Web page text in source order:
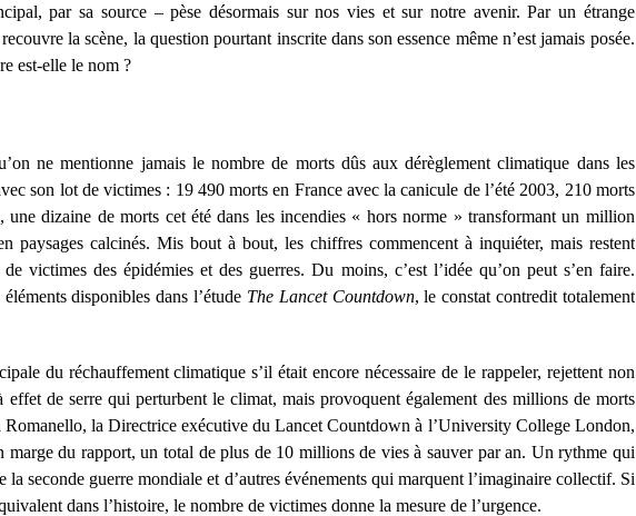
par sa source – pèse désormais sur nos vies et sur notre avenir. Par un étrange
la scène, la question pourtant inscrite dans son essence même n’est jamais posée.
est-elle le nom ?
ne mentionne jamais le nombre de morts dûs aux dérèglement climatique dans les
son lot de victimes : 19 490 morts en France avec la canicule de l’été 2003, 210 morts
une dizaine de morts cet été dans les incendies « hors norme » transformant un million
paysages calcinés. Mis bout à bout, les chiffres commencent à inquiéter, mais restent
victimes des épidémies et des guerres. Du moins, c’est l’idée qu’on peut s’en faire.
disponibles dans l’étude The Lancet Countdown, le constat contredit totalement
du réchauffement climatique s’il était encore nécessaire de le rappeler, rejettent non
effet de serre qui perturbent le climat, mais provoquent également des millions de morts
la Directrice exécutive du Lancet Countdown à l’University College London,
marge du rapport, un total de plus de 10 millions de vies à sauver par an. Un rythme qui
la seconde guerre mondiale et d’autres événements qui marquent l’imaginaire collectif. Si
dans l’histoire, le nombre de victimes donne la mesure de l’urgence.